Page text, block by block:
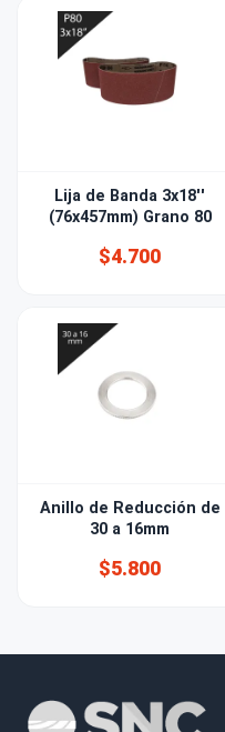
Lija de Banda 3x18''
(76x457mm) Grano 80
$4.700
Anillo de Reducción de
30 a 16mm
$5.800